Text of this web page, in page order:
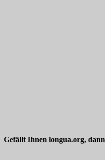
Gefällt Ihnen longua.org,